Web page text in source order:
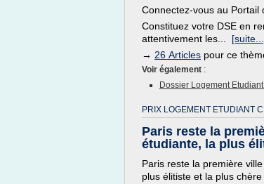
Connectez-vous au Portail
Constituez votre DSE en
attentivement les...
→ 26 Articles pour ce
Voir également :
Dossier Logement
PRIX LOGEMENT ETUDIANT
Paris reste la
étudiante, la plus
Paris reste la première
plus élitiste et la plus chère